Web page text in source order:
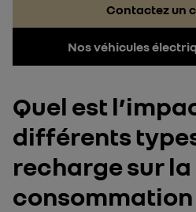
Contactez un
Nos véhicules
Quel est
différents
recharge sur la